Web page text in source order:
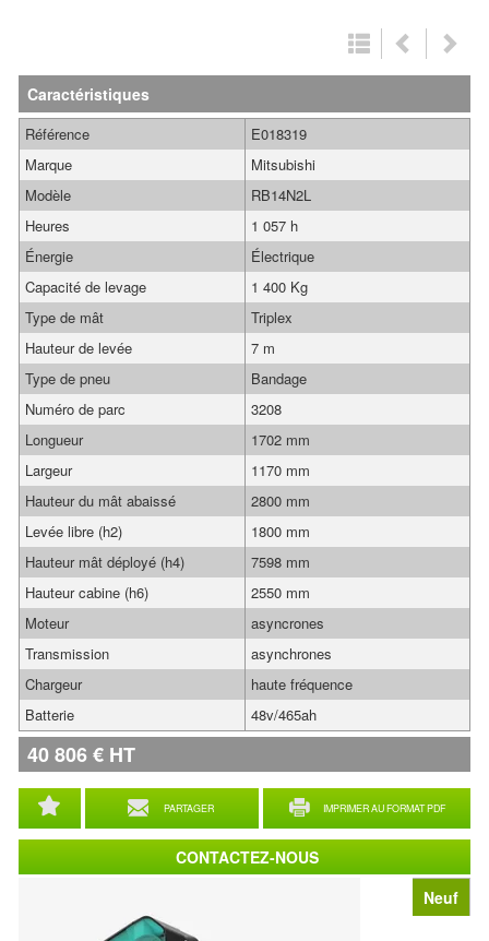
Neuf
Caractéristiques
PARTAGER IMPRIMER AU FORMAT PDF
Référence
E018319
Marque
Mitsubishi
Modèle
RB14N2L
Heures
1 057 h
Énergie
Électrique
Capacité de levage
1 400 Kg
Type de mât
Triplex
Hauteur de levée
7 m
Type de pneu
Bandage
Numéro de parc
3208
Longueur
1702 mm
Largeur
1170 mm
Hauteur du mât abaissé
2800 mm
Levée libre (h2)
1800 mm
Hauteur mât déployé (h4)
7598 mm
Hauteur cabine (h6)
2550 mm
Moteur
asyncrones
Transmission
asynchrones
Chargeur
haute fréquence
Batterie
48v/465ah
40 806€ HT
CONTACTEZ-NOUS